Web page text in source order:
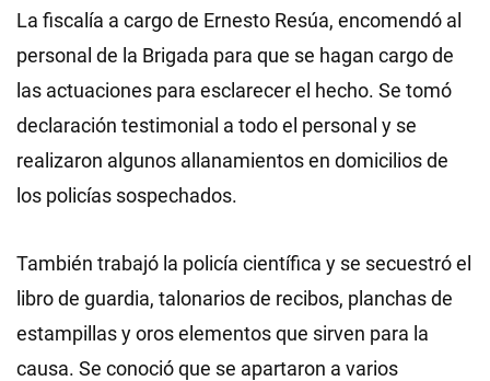
La fiscalía a cargo de Ernesto Resúa, encomendó al
personal de la Brigada para que se hagan cargo de
las actuaciones para esclarecer el hecho. Se tomó
declaración testimonial a todo el personal y se
realizaron algunos allanamientos en domicilios de
los policías sospechados.
También trabajó la policía científica y se secuestró el
libro de guardia, talonarios de recibos, planchas de
estampillas y oros elementos que sirven para la
causa. Se conoció que se apartaron a varios